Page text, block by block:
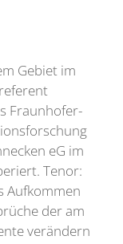
Gebiet im
Fraunhofer-
eG im
Tenor:
Aufkommen
der am
verändern